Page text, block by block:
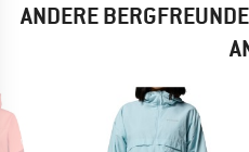
ANDERE